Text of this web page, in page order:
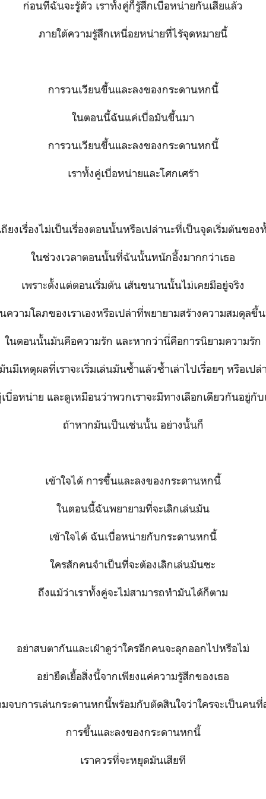
ก่อนที่ฉันจะรู้ตัว เราทั้งคู่ก็รู้สึกเบื่อหน่ายกันเสียแล้ว
ภายใต้ความรู้สึกเหนื่อยหน่ายที่ไร้จุดหมายนี้
การวนเวียนขึ้นและลงของกระดานหกนี้
ในตอนนี้ฉันแค่เบื่อมันขึ้นมา
การวนเวียนขึ้นและลงของกระดานหกนี้
เราทั้งคู่เบื่อหน่ายและโศกเศร้า
ถียงเรื่องไม่เป็นเรื่องตอนนั้นหรือเปล่านะที่เป็นจุดเริ่มต้นของ
ในช่วงเวลาตอนนั้นที่ฉันนั้นหนักอึ้งมากกว่าเธอ
เพราะตั้งแต่ตอนเริ่มต้น เส้นขนานนั้นไม่เคยมีอยู่จริง
ความโลภของเราเองหรือเปล่าที่พยายามสร้างความสมดุลขึ้
ในตอนนั้นมันคือความรัก และหากว่านี่คือการนิยามความรัก
นมีเหตุผลที่เราจะเริ่มเล่นมันซ้ำแล้วซ้ำเล่าไปเรื่อยๆ หรือเปล่า
เบื่อหน่าย และดูเหมือนว่าพวกเราจะมีทางเลือกเดียวกันอยู่กับ
ถ้าหากมันเป็นเช่นนั้น อย่างนั้นก็
เข้าใจได้ การขึ้นและลงของกระดานหกนี้
ในตอนนี้ฉันพยายามที่จะเลิกเล่นมัน
เข้าใจได้ ฉันเบื่อหน่ายกับกระดานหกนี้
ใครสักคนจำเป็นที่จะต้องเลิกเล่นมันซะ
ถึงแม้ว่าเราทั้งคู่จะไม่สามารถทำมันได้ก็ตาม
อย่าสบตากันและเฝ้าดูว่าใครอีกคนจะลุกออกไปหรือไม่
อย่ายืดเยื้อสิ่งนี้จากเพียงแค่ความรู้สึกของเธอ
จบการเล่นกระดานหกนี้พร้อมกับตัดสินใจว่าใครจะเป็นคน
การขึ้นและลงของกระดานหกนี้
เราควรที่จะหยุดมันเสียที